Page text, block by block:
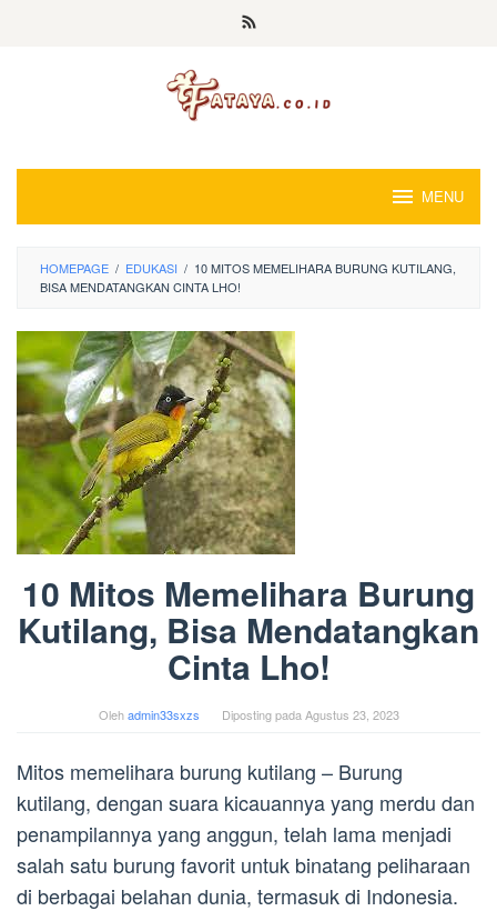
MENU
HOMEPAGE / EDUKASI / 10 MITOS MEMELIHARA BURUNG KUTILANG,
BISA MENDATANGKAN CINTA LHO!
10 Mitos Memelihara Burung
Kutilang, Bisa Mendatangkan
Cinta Lho!
Olehadmin33sxzs Diposting pada Agustus 23, 2023
Mitos memelihara burung kutilang – Burung
kutilang, dengan suara kicauannya yang merdu dan
penampilannya yang anggun, telah lama menjadi
salah satu burung favorit untuk binatang peliharaan
di berbagai belahan dunia, termasuk di Indonesia.